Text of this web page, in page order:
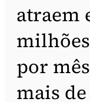
atraem
por
mais